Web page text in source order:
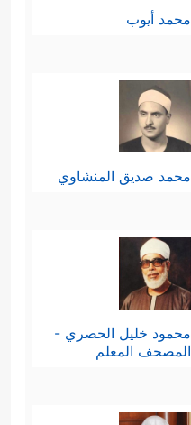
محمد أيوب
محمد صديق المنشاوي
محمود خليل الحصري -
المصحف المعلم